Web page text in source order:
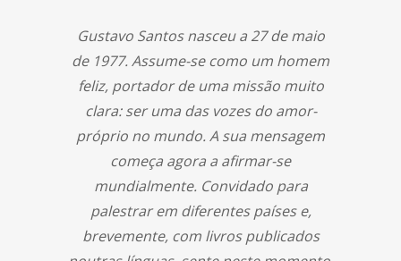
Gustavo Santos nasceu a 27 de maio
de 1977. Assume-se como um homem
feliz, portador de uma missão muito
clara: ser uma das vozes do amor-
próprio no mundo. A sua mensagem
começa agora a afirmar-se
mundialmente. Convidado para
palestrar em diferentes países e,
brevemente, com livros publicados